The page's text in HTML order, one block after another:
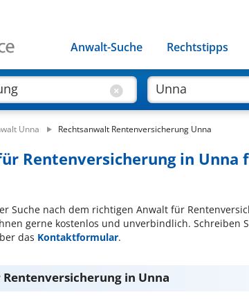
Anwalt-Suche Rechtstipps
Unna Rechtsanwalt Rentenversicherung Unna
Rentenversicherung in Unna
Suche nach dem richtigen Anwalt für
gerne kostenlos und unverbindlich. Schreiben
das Kontaktformular.
in Unna